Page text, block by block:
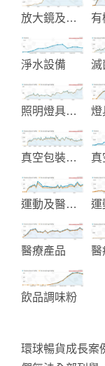
放大鏡及配件
淨水設備
照明燈具設備
真空包裝機械 真
運動及醫療護具 運
醫療產品
飲品調味粉
環球暢貨成長案